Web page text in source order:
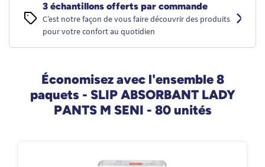
3 échantillons offerts par commande
C’est notre façon de vous faire découvrir des produits
pour votre confort au quotidien
Économisez avec l'ensemble 8
paquets - SLIP ABSORBANT LADY
PANTS M SENI - 80 unités